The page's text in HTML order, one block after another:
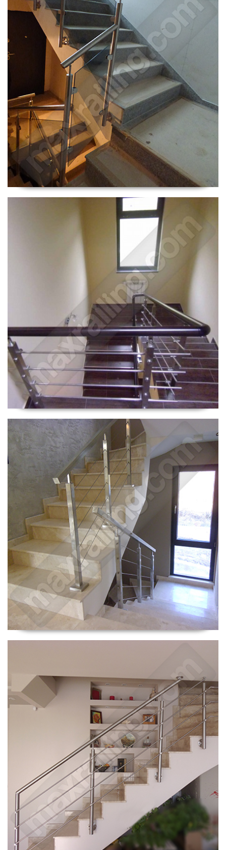
Парапет Железница.
Парапети Мало Бучино